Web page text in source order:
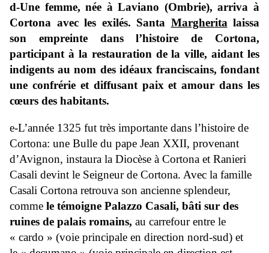
d-Une femme, née à Laviano (Ombrie), arriva à
Cortona avec les exilés. Santa Margherita laissa
son empreinte dans l’histoire de Cortona,
participant à la restauration de la ville, aidant les
indigents au nom des idéaux franciscains, fondant
une confrérie et diffusant paix et amour dans les
cœurs des habitants.
e-L’année 1325 fut très importante dans l’histoire de
Cortona: une Bulle du pape Jean XXII, provenant
d’Avignon, instaura la Diocèse à Cortona et Ranieri
Casali devint le Seigneur de Cortona. Avec la famille
Casali Cortona retrouva son ancienne splendeur,
comme le témoigne Palazzo Casali, bâti sur des
ruines de palais romains, au carrefour entre le
« cardo » (voie principale en direction nord-sud) et